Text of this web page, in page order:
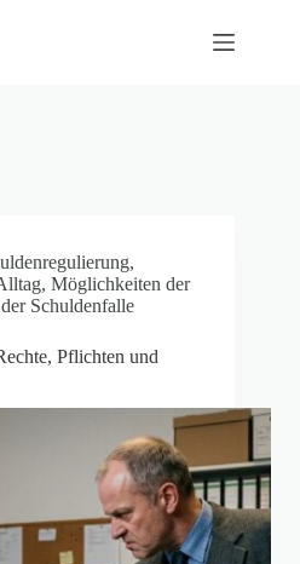
,
, Möglichkeiten der
Schuldenfalle
Pflichten und